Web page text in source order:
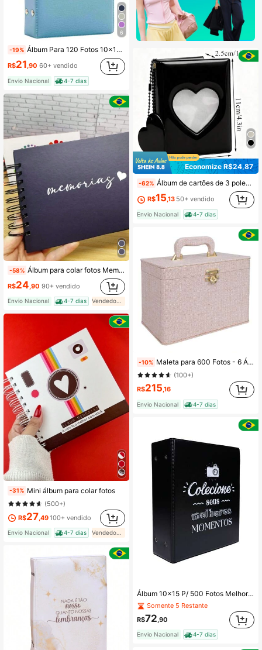
6
-19% Álbum Para 120 Fotos 10x15 Com Capa Escovada
R$21,90 60+ vendido
Envio Nacional 4-7 dias
-58% Álbum para colar fotos Memorias folhas pretas
R$24,90 90+ vendido
Envio Nacional 4-7 dias Vendedor Indicado
-31% Mini álbum para colar fotos
(500+)
R$27 ,49100+ vendido
Envio Nacional 4-7 dias
Economize R$24,87
-62% Álbum de cartões de 3 polegadas com 16 bolsos, perfeito para colecionar cartões,disponível em preto e branco
R$15,13 50+ vendido
Envio Nacional 4-7 dias
-10% Maleta para 600 Fotos - 6 Álbuns fotográficos 10x15 JUTA BEGE Adulto Baú Box Luxo Caixa Fotografia
(100+)
R$215,16
Envio Nacional 4-7 dias
Álbum 10x15 P/ 500 Fotos Melhores Momentos Fotográfia Família
Somente 5 Restante
R$72 ,90
Envio Nacional 4-7 dias